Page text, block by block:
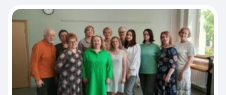
Москвы. На конференции были подведены итоги
прошедшего учебного года. Специалисты
поделились своим опытом применения,
полученных знаний и навыков в своей…